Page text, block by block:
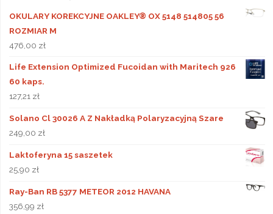
OKULARY KOREKCYJNE OAKLEY® OX 5148 514805 56
ROZMIAR M
476,00 zł
Life Extension Optimized Fucoidan with Maritech 926
60 kaps.
127,21 zł
Solano Cl 30026 A Z Nakładką Polaryzacyjną Szare
249,00 zł
Laktoferyna 15 saszetek
25,90 zł
Ray-Ban RB 5377 METEOR 2012 HAVANA
356,99 zł